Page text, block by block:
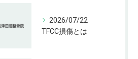
2026/07/22
TFCC損傷とは